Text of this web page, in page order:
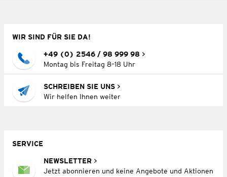
WIR SIND FÜR SIE DA!
+49 (0) 2546 / 98 999 98
Montag bis Freitag 8–18 Uhr
SCHREIBEN SIE UNS
Wir helfen Ihnen weiter
SERVICE
NEWSLETTER
Jetzt abonnieren und keine Angebote und Aktionen